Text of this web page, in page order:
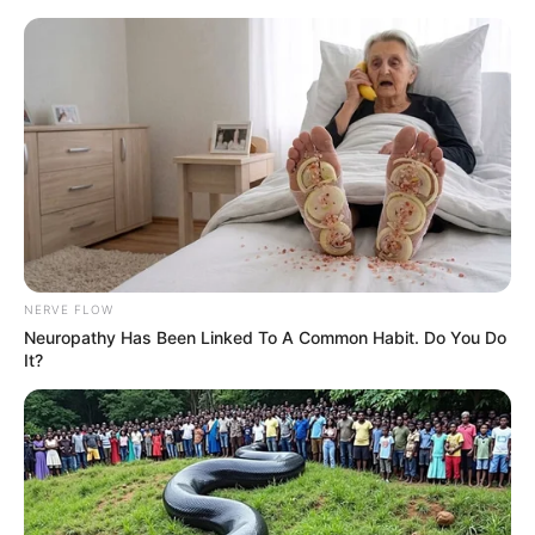
Patryk Vega przedstawia film
„Miłość, sex & pandemia” w nowym
zwiastunie bez cenzury
Karol Urbański 17 stycznia 2022 Aktualności
NERVE FLOW
Neuropathy Has Been Linked To A Common Habit. Do You Do
It?